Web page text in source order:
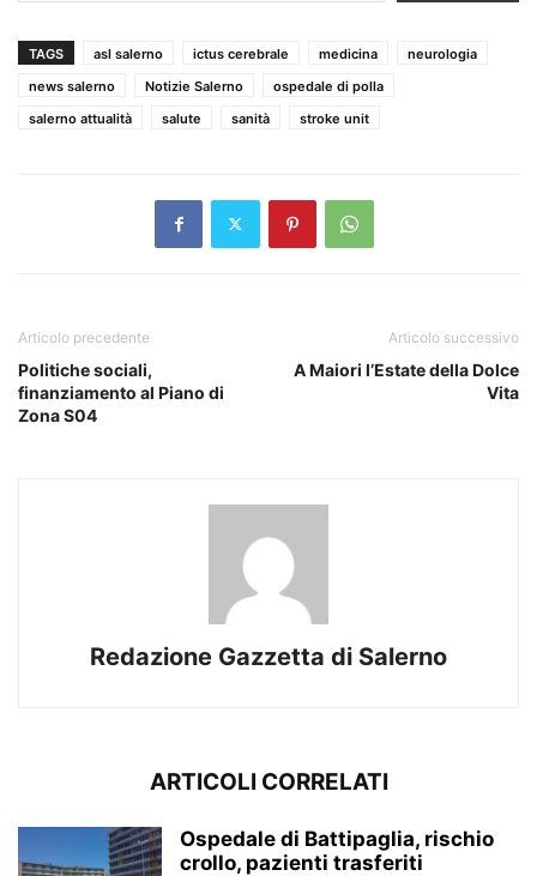
TAGS asl salerno ictus cerebrale medicina
neurologia
news salerno
Notizie Salerno
ospedale di polla
salerno attualità
salute sanità stroke unit
Articolo precedente
Politiche sociali,
finanziamento al Piano di
Zona S04
Articolo successivo
A Maiori l’Estate della Dolce
Vita
Redazione Gazzetta di Salerno
ARTICOLI CORRELATI
Ospedale di Battipaglia, rischio
crollo, pazienti trasferiti